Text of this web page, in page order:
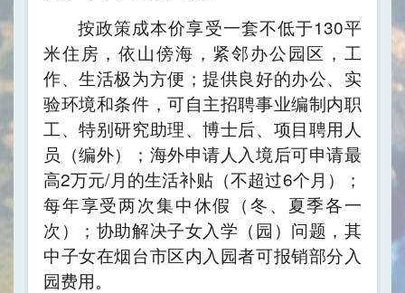
按政策成本价享受一套不低于130平
米住房，依山傍海，紧邻办公园区，工
作、生活极为方便；提供良好的办公、实
验环境和条件，可自主招聘事业编制内职
工、特别研究助理、博士后、项目聘用人
员（编外）；海外申请人入境后可申请最
高2万元/月的生活补贴（不超过6个月）；
每年享受两次集中休假（冬、夏季各一
次）；协助解决子女入学（园）问题，其
中子女在烟台市区内入园者可报销部分入
园费用。